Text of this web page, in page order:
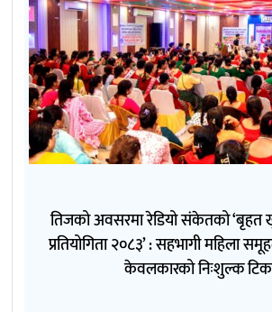
तिजको अवसरमा रेडियो संकेतको ‘बृहत
प्रतियोगिता २०८३’ : सहभागी महिला
केवलकारको निःशुल्क